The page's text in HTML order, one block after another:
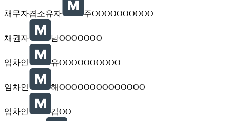
채무자겸소유자 주OOOOOOOOOO
채권자 남OOOOOOO
임차인 유OOOOOOOOOO
임차인 해OOOOOOOOOOOOOO
임차인 김OO